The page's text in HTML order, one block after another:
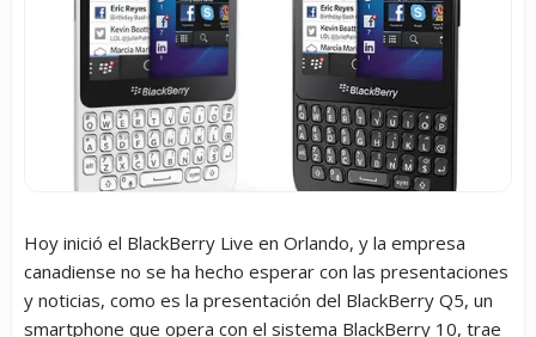
Hoy inició el BlackBerry Live en Orlando, y la empresa
canadiense no se ha hecho esperar con las presentaciones
y noticias, como es la presentación del BlackBerry Q5, un
smartphone que opera con el sistema BlackBerry 10, trae